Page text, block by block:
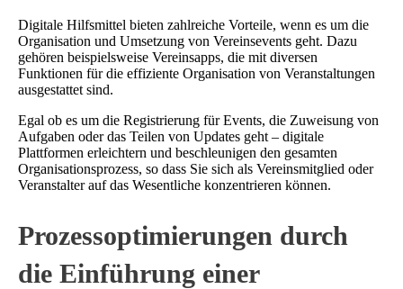
Digitale Hilfsmittel bieten zahlreiche Vorteile, wenn es um die
Organisation und Umsetzung von Vereinsevents geht. Dazu
gehören beispielsweise Vereinsapps, die mit diversen
Funktionen für die effiziente Organisation von Veranstaltungen
ausgestattet sind.
Egal ob es um die Registrierung für Events, die Zuweisung von
Aufgaben oder das Teilen von Updates geht – digitale
Plattformen erleichtern und beschleunigen den gesamten
Organisationsprozess, so dass Sie sich als Vereinsmitglied oder
Veranstalter auf das Wesentliche konzentrieren können.
Prozessoptimierungen durch
die Einführung einer